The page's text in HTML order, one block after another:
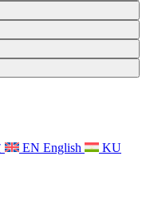
przez rodzinę
związanych ze
EN English
KU